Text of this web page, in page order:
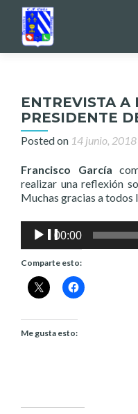
ENTREVISTA A
PRESIDENTE
Posted on 14 junio, 2018
Francisco García
realizar una reflexión
Muchas gracias a
Reproductor
00:00
Comparte esto:
Me gusta esto: